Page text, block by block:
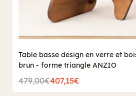
Table basse design en verre et
brun - forme triangle ANZIO
479,00€407,15€